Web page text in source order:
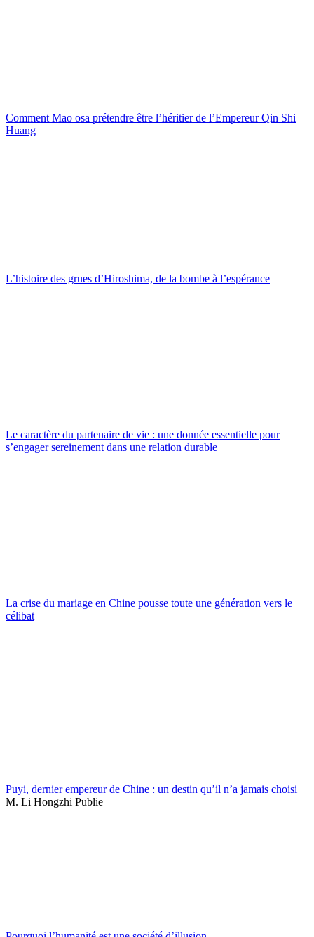
Comment Mao osa prétendre être l’héritier de l’Empereur Qin Shi
Huang
L’histoire des grues d’Hiroshima, de la bombe à l’espérance
Le caractère du partenaire de vie : une donnée essentielle pour
s’engager sereinement dans une relation durable
La crise du mariage en Chine pousse toute une génération vers le
célibat
Puyi, dernier empereur de Chine : un destin qu’il n’a jamais choisi
M. Li Hongzhi Publie